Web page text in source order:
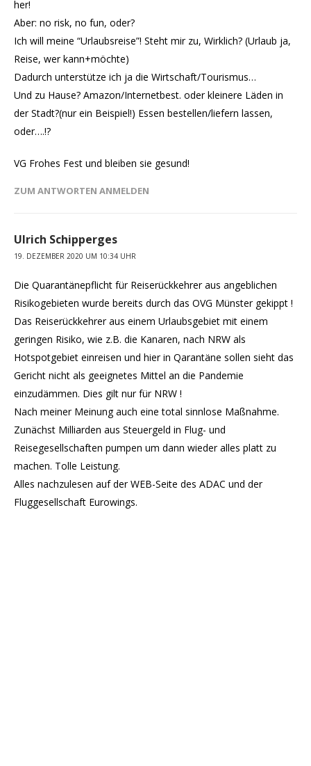
her!
Aber: no risk, no fun, oder?
Ich will meine “Urlaubsreise”! Steht mir zu, Wirklich? (Urlaub ja,
Reise, wer kann+möchte)
Dadurch unterstütze ich ja die Wirtschaft/Tourismus…
Und zu Hause? Amazon/Internetbest. oder kleinere Läden in
der Stadt?(nur ein Beispiel!) Essen bestellen/liefern lassen,
oder….!?
VG Frohes Fest und bleiben sie gesund!
ZUM ANTWORTEN ANMELDEN
Ulrich Schipperges
19. DEZEMBER 2020 UM 10:34 UHR
Die Quarantänepflicht für Reiserückkehrer aus angeblichen
Risikogebieten wurde bereits durch das OVG Münster gekippt !
Das Reiserückkehrer aus einem Urlaubsgebiet mit einem
geringen Risiko, wie z.B. die Kanaren, nach NRW als
Hotspotgebiet einreisen und hier in Qarantäne sollen sieht das
Gericht nicht als geeignetes Mittel an die Pandemie
einzudämmen. Dies gilt nur für NRW !
Nach meiner Meinung auch eine total sinnlose Maßnahme.
Zunächst Milliarden aus Steuergeld in Flug- und
Reisegesellschaften pumpen um dann wieder alles platt zu
machen. Tolle Leistung.
Alles nachzulesen auf der WEB-Seite des ADAC und der
Fluggesellschaft Eurowings.